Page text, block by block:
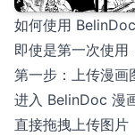
如何使用
即使是第一次使用
第一步：上传漫画
进入 BelinDoc 漫
直接拖拽上传图片